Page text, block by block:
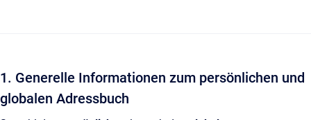
1. Generelle Informationen zum persönlichen und
globalen Adressbuch